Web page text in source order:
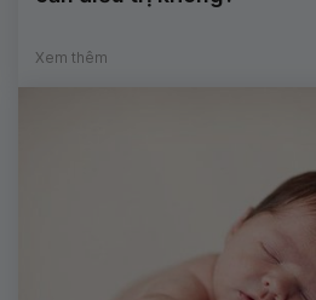
Xem thêm